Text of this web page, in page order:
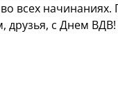
всех начинаниях.
друзья, с Днем ВДВ!